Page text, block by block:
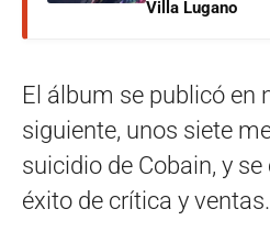
Villa Lugano
El álbum se publicó en
siguiente, unos siete
suicidio de Cobain, y
éxito de crítica y ventas.